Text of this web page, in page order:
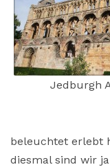
Jedburgh
beleuchtet erlebt
diesmal sind wir